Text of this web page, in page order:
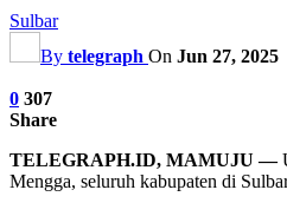
Sulbar
By telegraph On Jun 27, 2025
0 307
Share
TELEGRAPH.ID, MAMUJU —
Mengga, seluruh kabupaten di